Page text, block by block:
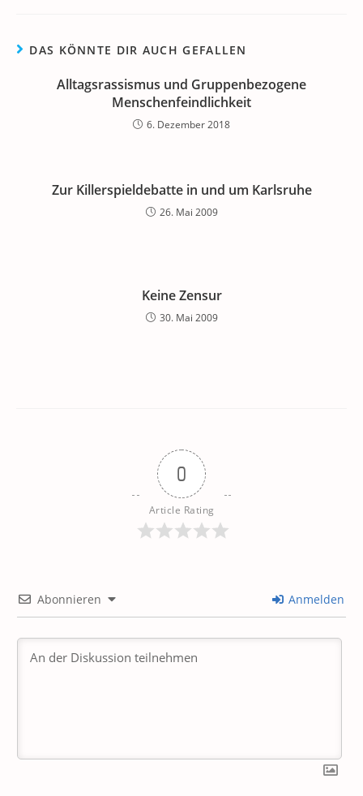
DAS KÖNNTE DIR AUCH GEFALLEN
Alltagsrassismus und Gruppenbezogene
Menschenfeindlichkeit
6. Dezember 2018
Zur Killerspieldebatte in und um Karlsruhe
26. Mai 2009
Keine Zensur
30. Mai 2009
0
Article Rating
Abonnieren Anmelden